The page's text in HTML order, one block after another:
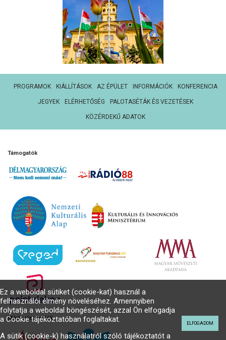
PROGRAMOK KIÁLLÍTÁSOK AZ ÉPÜLET INFORMÁCIÓK KONFERENCIA
JEGYEK ELÉRHETŐSÉG PALOTASÉTÁK ÉS VEZETÉSEK
KÖZÉRDEKŰ ADATOK
Támogatók
Médiatámogatók
Ez a weboldal sütiket (cookie-kat) használ a
felhasználói élmény növeléséhez. Amennyiben
folytatja a weboldal böngészését, azzal Ön elfogadja
a Cookie tájékoztatóban foglaltakat.
A sütik (cookie-k) használatról szóló tájékoztatót a
ELFOGADOM